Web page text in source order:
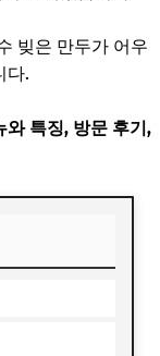
빚은 만두가 어우
다.
특징, 방문 후기,